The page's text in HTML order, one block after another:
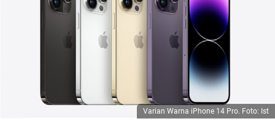
Varian Warna iPhone 14 Pro. Foto: Ist